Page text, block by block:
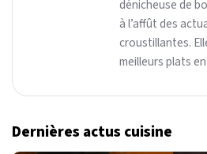
dénicheuse de
à l’affût des
croustillantes.
meilleurs plats
Dernières actus cuisine